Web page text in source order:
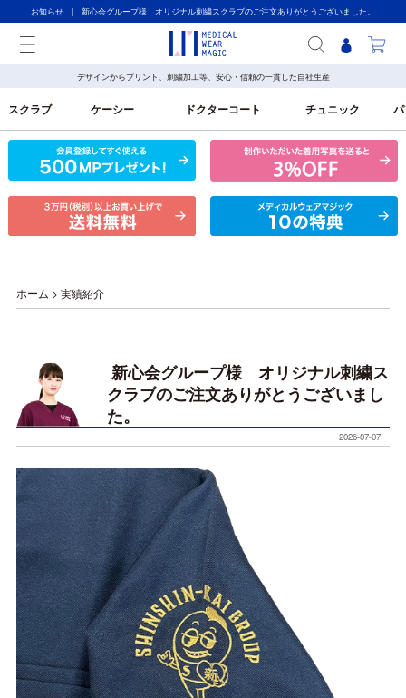
お知らせ | 新心会グループ様 オリジナル刺繍スクラブのご注文ありがとうございました。
デザインからプリント、刺繍加工等、安心・信頼の一貫した自社生産
スクラブ ケーシー ドクターコート チュニック
ホーム > 実績紹介
新心会グループ様 オリジナル刺繍ス
クラブのご注文ありがとうございまし
た。
2026-07-07